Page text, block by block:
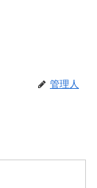
管理人